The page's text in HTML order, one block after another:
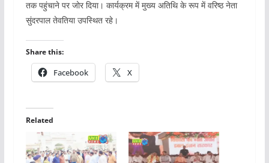
तक पहुंचाने पर जोर दिया। कार्यक्रम में मुख्य अतिथि के रूप में वरिष्ठ नेता
सुंदरपाल तेवतिया उपस्थित रहे।
Share this:
Facebook X
Related